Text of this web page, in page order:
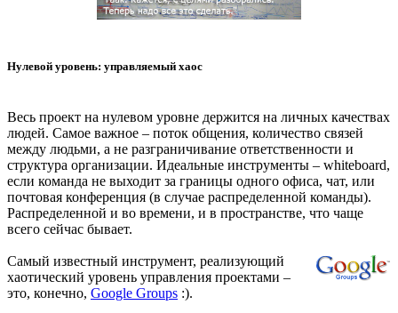
Нулевой уровень: управляемый хаос
Весь проект на нулевом уровне держится на личных качествах
людей. Самое важное – поток общения, количество связей
между людьми, а не разграничивание ответственности и
структура организации. Идеальные инструменты – whiteboard,
если команда не выходит за границы одного офиса, чат, или
почтовая конференция (в случае распределенной команды).
Распределенной и во времени, и в пространстве, что чаще
всего сейчас бывает.
Самый известный инструмент, реализующий
хаотический уровень управления проектами –
это, конечно, Google Groups :).